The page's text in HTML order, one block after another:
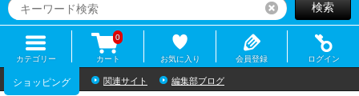
リセット検索
カテゴリー カート
0
お気に入り 会員登録 ログイン
ショッピング 関連サイト 編集部ブログ